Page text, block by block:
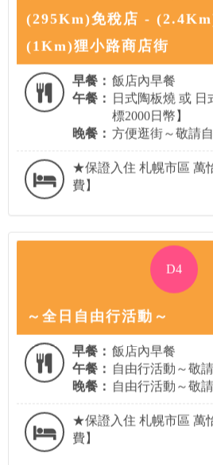
(295Km)免稅店 -
(1Km)狸小路商店街
早餐： 飯店內早餐
午餐： 日式陶板燒 或 日
標2000日幣】
晚餐： 方便逛街～敬請
★保證入住 札幌市區 萬
費】
D4
～全日自由行活動～
早餐： 飯店內早餐
午餐： 自由行活動～敬
晚餐： 自由行活動～敬
★保證入住 札幌市區 萬
費】